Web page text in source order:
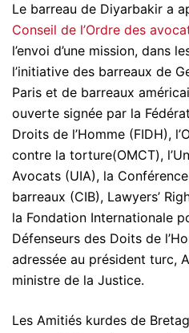
Le barreau de Diyarbakir a
Conseil de l’Ordre des
l’envoi d’une mission, dans
l’initiative des barreaux de
Paris et de barreaux
ouverte signée par la
Droits de l’Homme (FIDH),
contre la torture(OMCT),
Avocats (UIA), la
barreaux (CIB), Lawyers’
la Fondation Internationale
Défenseurs des Doits de
adressée au président turc,
ministre de la Justice.
Les Amitiés kurdes de